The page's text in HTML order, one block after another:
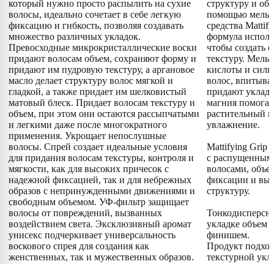
который нужно просто распылить на сухие
волосы, идеально сочетает в себе легкую
фиксацию и гибкость, позволяя создавать
множество различных укладок.
Превосходные микрокристаллические воски
придают волосам объем, сохраняют форму и
придают им пудровую текстуру, а аргановое
масло делает структуру волос мягкой и
гладкой, а также придает им шелковистый
матовый блеск. Придает волосам текстуру и
объем, при этом они остаются рассыпчатыми
и легкими даже после многократного
применения. Укрощает непослушные
волосы. Спрей создает идеальные условия
для придания волосам текстуры, контроля и
мягкости, как для высоких причесок с
надежной фиксацией, так и для небрежных
образов с непринужденными движениями и
свободным объемом. УФ-фильтр защищает
волосы от повреждений, вызванных
воздействием света. Эксклюзивный аромат
унисекс подчеркивает универсальность
воскового спрея для создания как
женственных, так и мужественных образов.
структуру и
помощью
средства
формула
чтобы создать
текстуру.
кислоты и
волос,
придают
магния
растительный
увлажнение.
Mattifying Grip
с
волосами,
фиксации и
структуру.
укладке объем
финишем.
Продукт
текстурной